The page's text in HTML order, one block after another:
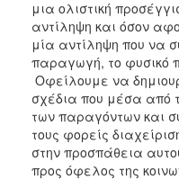
μια ολιστική
αντίληψη και όσον
μία αντίληψη που να
παραγωγή, το φυσικό
Οφείλουμε να
σχέδια που μέσα από
των παραγόντων και
τους φορείς
στην προσπάθεια
προς όφελος της